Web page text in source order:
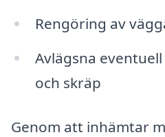
Rengöring av
Avlägsna
och skräp
Genom att inhämtar